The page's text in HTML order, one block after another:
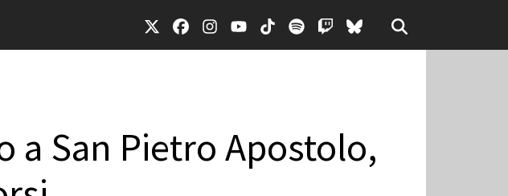
a San Pietro Apostolo,